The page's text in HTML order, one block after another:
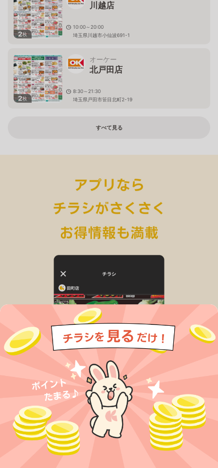
2枚
川越店
10:00～20:00
埼玉県川越市小仙波691-1
2枚
オーケー
北戸田店
8:30～21:30
埼玉県戸田市笹目北町2-19
すべて見る